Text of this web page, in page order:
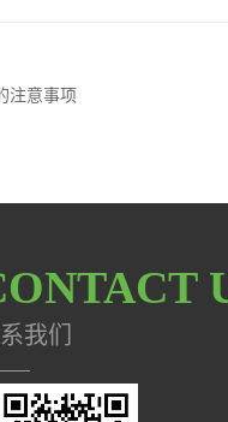
注意事项
我们